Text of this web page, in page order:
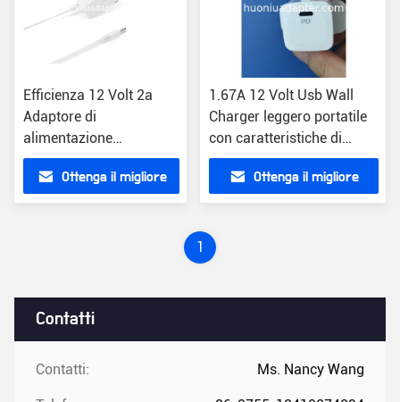
Contatti
Contatti: Ms. Nancy Wang
Efficienza 12 Volt 2a
Adaptore di
alimentazione
Protezione da
sovraccarico Universale
Efficienza 85%
Ottenga il migliore
1.67A 12 Volt Usb Wall
Charger leggero portatile
con caratteristiche di
protezione tripla
Ottenga il migliore
1